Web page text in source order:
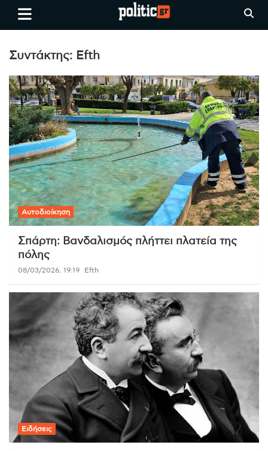
Skip
Ειδήσεις απο τη
Θεσσαλονίκη, την Ελλάδα και
όλο τον Κόσμο
politic.gr
Συντάκτης: Efth
Αυτοδιοίκηση
Σπάρτη: Βανδαλισμός πλήττει πλατεία της
πόλης
08/03/2026, 19:19 Efth
Ειδήσεις